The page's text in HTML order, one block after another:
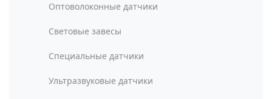
Оптоволоконные датчики
Световые завесы
Специальные датчики
Ультразвуковые датчики